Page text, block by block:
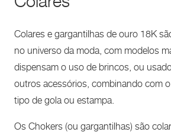
Colares e gargantilhas de ouro 18K
no universo da moda, com modelos
dispensam o uso de brincos, ou
outros acessórios, combinando com
tipo de gola ou estampa.
Os Chokers (ou gargantilhas) são